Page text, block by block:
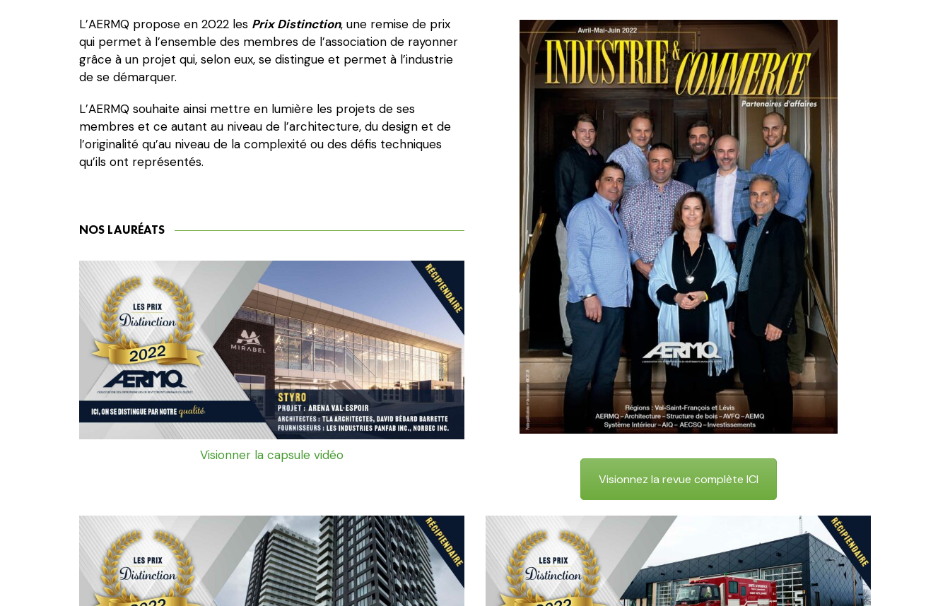
L’AERMQ propose en 2022 les Prix Distinction, une remise de prix
qui permet à l’ensemble des membres de l’association de rayonner
grâce à un projet qui, selon eux, se distingue et permet à l’industrie
de se démarquer.
L’AERMQ souhaite ainsi mettre en lumière les projets de ses
membres et ce autant au niveau de l’architecture, du design et de
l’originalité qu’au niveau de la complexité ou des défis techniques
qu’ils ont représentés.
NOS LAURÉATS
Visionner la capsule vidéo
Visionnez la revue complète ICI